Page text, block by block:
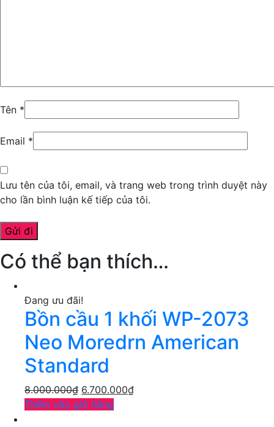
Tên *
Email *
Lưu tên của tôi, email, và trang web trong trình duyệt này
cho lần bình luận kế tiếp của tôi.
Có thể bạn thích…
Đang ưu đãi!
Bồn cầu 1 khối WP-2073
Neo Moredrn American
Standard
8.000.000₫ 6.700.000₫
Thêm vào giỏ hàng